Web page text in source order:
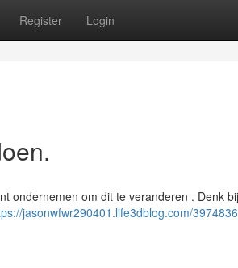
Register Login
ondernemen om dit te veranderen . Denk
jasonwfwr290401.life3dblog.com/